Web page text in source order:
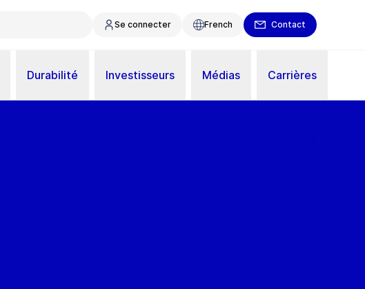
Se connecter French Contact
Durabilité Investisseurs Médias Carrières